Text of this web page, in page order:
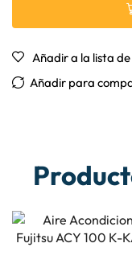
Añadir a la lista de
Añadir para